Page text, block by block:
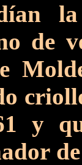
de
y